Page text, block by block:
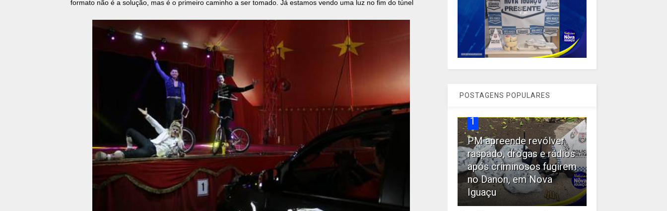
formato não é a solução, mas é o primeiro caminho a ser tomado. Já estamos vendo uma luz no fim do túnel
POSTAGENS POPULARES
1
PM apreende revólver
raspado, drogas e rádios
após criminosos fugirem
no Danon, em Nova
Iguaçu